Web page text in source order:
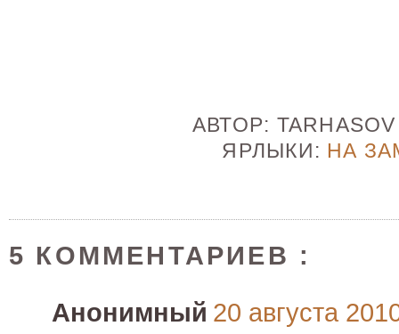
АВТОР:
ЯРЛЫКИ: НА
5 КОММЕНТАРИЕВ :
Анонимный 20 августа